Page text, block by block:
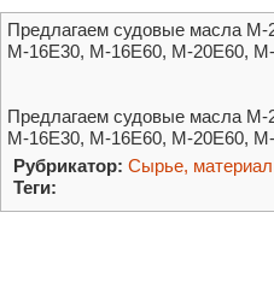
Предлагаем судовые масла
М-16Е30, М-16Е60, М-20Е60,
Предлагаем судовые масла
М-16Е30, М-16Е60, М-20Е60,
Рубрикатор: Сырье,
Теги: